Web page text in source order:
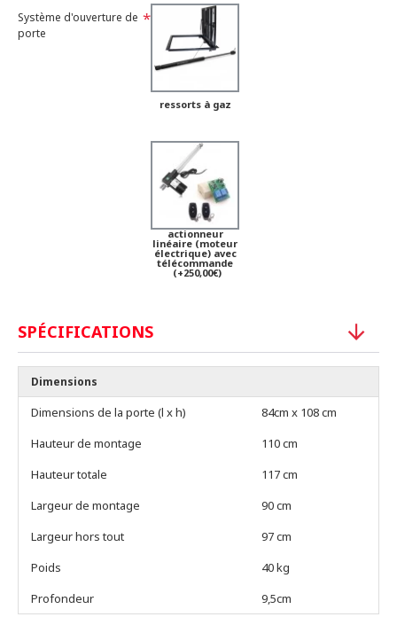
Système d'ouverture de
porte
ressorts à gaz
actionneur
linéaire (moteur
électrique) avec
télécommande
(+250,00€)
SPÉCIFICATIONS
Dimensions
Dimensions de la porte (l x h)
84cm x 108 cm
Hauteur de montage
110 cm
Hauteur totale
117 cm
Largeur de montage
90 cm
Largeur hors tout
97 cm
Poids
40 kg
Profondeur
9,5cm